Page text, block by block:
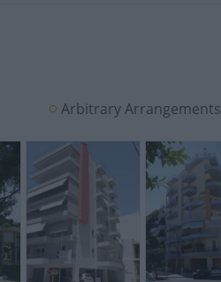
Arbitrary Arrangements